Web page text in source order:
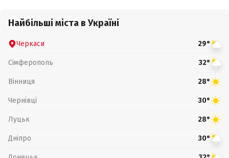
Найбільші міста в Україні
Черкаси 29°
Сімферополь 32°
Вінниця 28°
Чернівці 30°
Луцьк 28°
Дніпро 30°